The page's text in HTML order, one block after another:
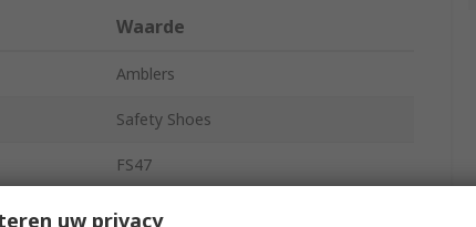
Waarde
Amblers
Safety Shoes
FS47
Women
uw privacy